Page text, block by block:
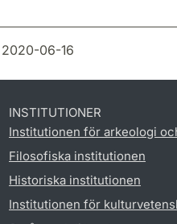
06-16
INSTITUTIONER
Institutionen för arkeologi
Filosofiska institutionen
Historiska institutionen
Institutionen för